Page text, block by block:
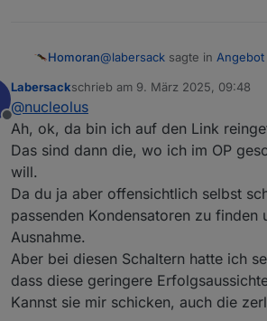
Homoran@labersack sagte in
das sind die ganz normalen
Offline
Labersackschrieb am 9. März 2025, 09:48
zuletzt editiert von
@nucleolus
Ah, ok, da bin ich auf den Link
Das sind dann die, wo ich im OP
will.
Da du ja aber offensichtlich selbst
passenden Kondensatoren zu
Ausnahme.
Aber bei diesen Schaltern hatte ich
dass diese geringere
Kannst sie mir schicken, auch die